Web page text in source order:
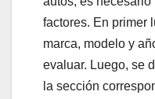
factores. En primer
marca, modelo y
evaluar. Luego, se
la sección